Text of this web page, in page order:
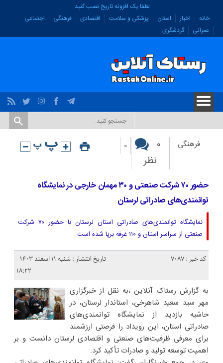
لطفا یک افزونه تاریخ نصب کنید.
خانه
اخبار استان پزشکی و سلامت اقتصادی فرهنگی
اجتماعی
عمرانی
گردشگری
فرهنگی
۰
نظر
-
حضور ۷۰ شرکت صنعتی و ۳۰ مهمان خارجی در نمایشگاه
توانمندی‌های صادراتی لرستان
نمایشگاه توانمندی‌های صادراتی استان لرستان با حضور ۷۰ شرکت
صنعتی از سراسر استان و ۱۱۰ غرفه برپا شده است.
کد خبر : 7087
تاریخ انتشار : شنبه ۱۱ اسفند ۱۴۰۳ -
۱۸:۲۲
به گزارش رستاک آنلاین ،به نقل از خبرگزاری
مهر سید سعید شاهرخی، استاندار لرستان، در
حاشیه بازدید از نمایشگاه توانمندی‌های
صادراتی استان، این رویداد را فرصتی ارزشمند
برای معرفی ظرفیت‌های صنعتی و اقتصادی لرستان دانست و بر
اهمیت توسعه تولید و صادرات تأکید کرد.